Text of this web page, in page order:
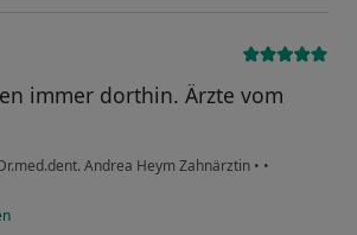
immer dorthin. Ärzte vom
Andrea Heym Zahnärztin • •